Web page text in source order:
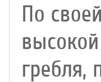
По
гребля,